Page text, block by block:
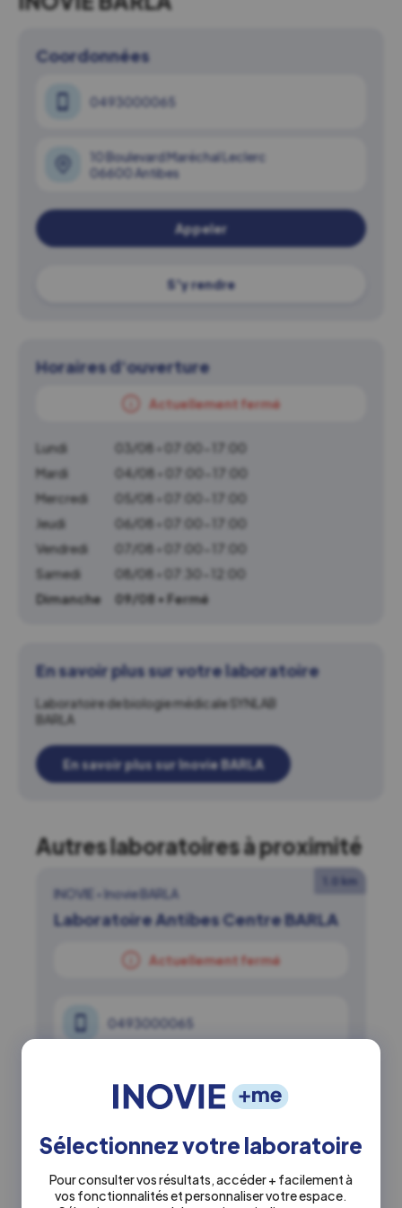
Sélectionnez votre laboratoire
Pour consulter vos résultats, accéder + facilement à
vos fonctionnalités et personnaliser votre espace.
Coordonnées
0493000065
10 Boulevard Maréchal Leclerc
06600 Antibes
Appeler
S'y rendre
Horaires d'ouverture
Actuellement fermé
Lundi
03/08 • 07:00-17:00
Mardi
04/08 • 07:00-17:00
Mercredi
05/08 • 07:00-17:00
Jeudi
06/08 • 07:00-17:00
Vendredi
07/08 • 07:00-17:00
Samedi
08/08 • 07:30-12:00
Dimanche
09/08 • Fermé
En savoir plus sur votre laboratoire
Laboratoire de biologie médicale SYNLAB
BARLA
En savoir plus sur Inovie BARLA
Autres laboratoires à proximité
1.0 km
INOVIE • Inovie BARLA
Laboratoire Antibes Centre BARLA
Actuellement fermé
0493000065
En savoir + Itinéraire ↗
5.4 km